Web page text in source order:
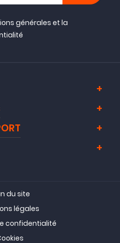
générales et la
du site
légales
confidentialité